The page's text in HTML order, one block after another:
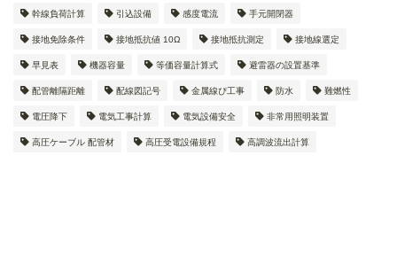
幹線負荷計算 引込設備 感度電流 手元開閉器
接地免除条件 接地抵抗値 10Ω 接地抵抗測定 接地線選定
早見表 機器容量 等価容量計算式 避雷器の設置基準
配管離隔距離 配線図記号 金属線ぴ工事 防水 難燃性
電圧降下 電気工事計算 電気設備安全 非常用照明装置
高圧ケーブル 配管材 高圧受電設備規程 高調波流出計算